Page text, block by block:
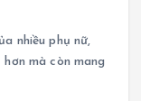
nhiều phụ nữ,
mà còn mang